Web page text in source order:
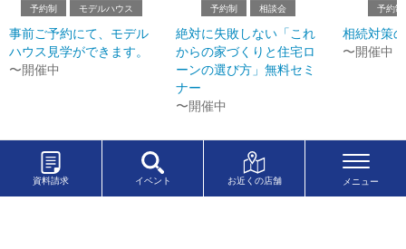
資料請求 イベント お近くの店舗
予約制 モデルハウス
事前ご予約にて、モデル
ハウス見学ができます。
〜開催中
予約制 相談会
絶対に失敗しない「これ
からの家づくりと住宅ロ
ーンの選び方」無料セミ
ナー
〜開催中
予約制
相続対策
〜開催中